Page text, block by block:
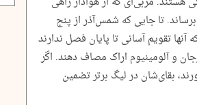
تا جایی که شمس‌آذر از پنج
که آنها تقویم آسانی تا پایان فصل ندارند
و آلومینیوم اراک مصاف دهند. اگر
بقای‌شان در لیگ برتر تضمین